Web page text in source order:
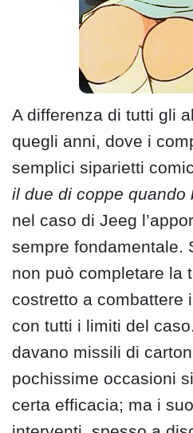
A differenza di tutti gli
quegli anni, dove i
semplici siparietti
il due di coppe quando
nel caso di Jeeg
sempre fondamentale.
non può completare la
costretto a combattere
con tutti i limiti del
davano missili di
pochissime occasioni
certa efficacia; ma i